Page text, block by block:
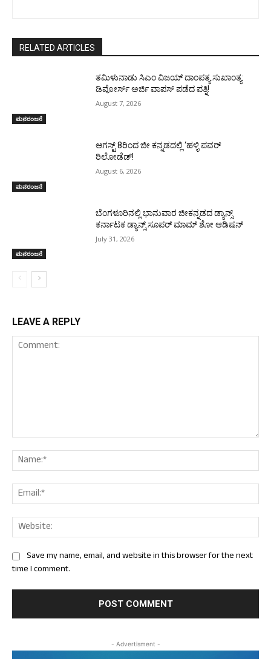
RELATED ARTICLES
ಮನರಂಜನೆ
ತಮಿಳುನಾಡು ಸಿಎಂ ವಿಜಯ್‌ ದಾಂಪತ್ಯ ಸುಖಾಂತ್ಯ:
ಡಿವೋರ್ಸ್‌ ಅರ್ಜಿ ವಾಪಸ್‌ ಪಡೆದ ಪತ್ನಿ!
August 7, 2026
ಮನರಂಜನೆ
ಆಗಸ್ಟ್ 8ರಿಂದ ಜೀ ಕನ್ನಡದಲ್ಲಿ ‘ಹಳ್ಳಿ ಪವರ್
ರಿಲೋಡೆಡ್!
August 6, 2026
ಮನರಂಜನೆ
ಬೆಂಗಳೂರಿನಲ್ಲಿ ಭಾನುವಾರ ಜೀಕನ್ನಡದ ಡ್ಯಾನ್ಸ್
ಕರ್ನಾಟಕ ಡ್ಯಾನ್ಸ್ ಸೂಪರ್ ಮಾಮ್ ಶೋ ಆಡಿಷನ್
July 31, 2026
LEAVE A REPLY
Save my name, email, and website in this browser for the next
time I comment.
- Advertisment -